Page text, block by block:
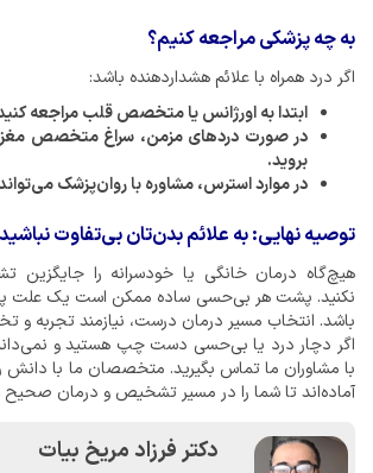
به چه پزشکی مراجعه کنیم؟
اگر درد همراه با علائم هشداردهنده باشد:
ابتدا به اورژانس یا متخصص قلب مراجعه
در صورت دردهای مزمن، سراغ متخصص مغز
بروید.
در موارد استرس، مشاوره با روان‌پزشک
توصیه نهایی: به علائم بدن‌تان بی‌تفاوت نباشید
هیچ‌گاه درمان خانگی یا خودسرانه را
نکنید. پشت هر بی‌حسی ساده ممکن است یک علت
باشد. انتخاب مسیر درمان درست، نیازمند تجربه
اگر دچار درد یا بی‌حسی دست چپ هستید و
با مشاوران ما تماس بگیرید. متخصصان ما با دانش
آماده‌اند تا شما را در مسیر تشخیص و درمان صحیح
دکتر فرزاد مریخ بیات